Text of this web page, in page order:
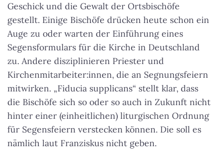
Geschick und die Gewalt der Ortsbischöfe
gestellt. Einige Bischöfe drücken heute schon ein
Auge zu oder warten der Einführung eines
Segensformulars für die Kirche in Deutschland
zu. Andere disziplinieren Priester und
Kirchenmitarbeiter:innen, die an Segnungsfeiern
mitwirken. „Fiducia supplicans“ stellt klar, dass
die Bischöfe sich so oder so auch in Zukunft nicht
hinter einer (einheitlichen) liturgischen Ordnung
für Segensfeiern verstecken können. Die soll es
nämlich laut Franziskus nicht geben.